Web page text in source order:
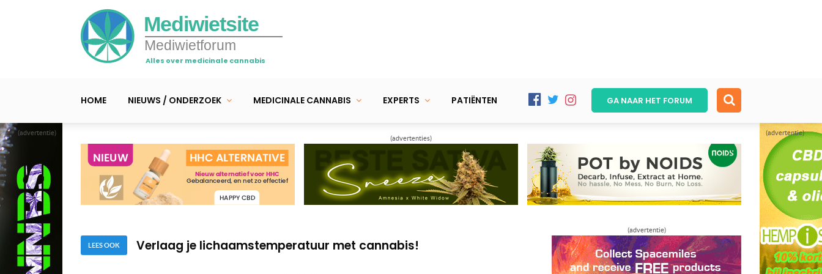
(advertentie) (advertentie)
Mediwietsite
Mediwietforum
Alles over medicinale cannabis
HOME NIEUWS / ONDERZOEK MEDICINALE CANNABIS EXPERTS PATIËNTEN GA NAAR HET FORUM
(advertenties)
LEES OOK
Opmerkelijk: THC effectiever dan CBD tegen epilepsie?
Binnenkort hersenschudding behandelen met CBD-pil?
Opmerkelijk: THC effectiever dan CBD tegen epilepsie?
(advertentie)